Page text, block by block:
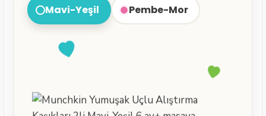
Mavi-Yeşil Pembe-Mor